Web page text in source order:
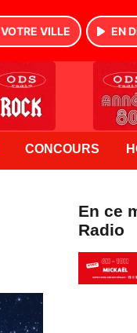
VOTRE VILLE EN
CONCOURS
En ce
Radio